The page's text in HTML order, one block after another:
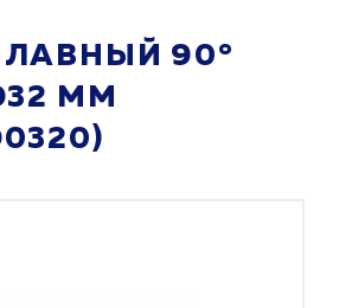
90°
ММ